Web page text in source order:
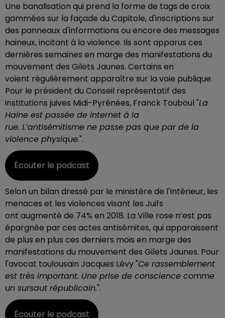
Une banalisation qui prend la forme de tags de croix
gammées sur la façade du Capitole, d'inscriptions sur
des panneaux d'informations ou encore des messages
haineux, incitant à la violence. Ils sont apparus ces
dernières semaines en marge des manifestations du
mouvement des Gilets Jaunes. Certains en
voient régulièrement apparaître sur la voie publique.
Pour le président du Conseil représentatif des
institutions juives Midi-Pyrénées, Franck Touboul "La
Haine est passée de internet à la
rue. L’antisémitisme ne passe pas que par de la
violence physique.".
Écouter le podcast
Selon un bilan dressé par le ministère de l'Intérieur, les
menaces et les violences visant les Juifs
ont augmenté de 74% en 2018. La Ville rose n’est pas
épargnée par ces actes antisémites, qui apparaissent
de plus en plus ces derniers mois en marge des
manifestations du mouvement des Gilets Jaunes. Pour
l'avocat toulousain Jacques Lévy "Ce rassemblement
est très important. Une prise de conscience comme
un sursaut républicain.".
Écouter le podcast